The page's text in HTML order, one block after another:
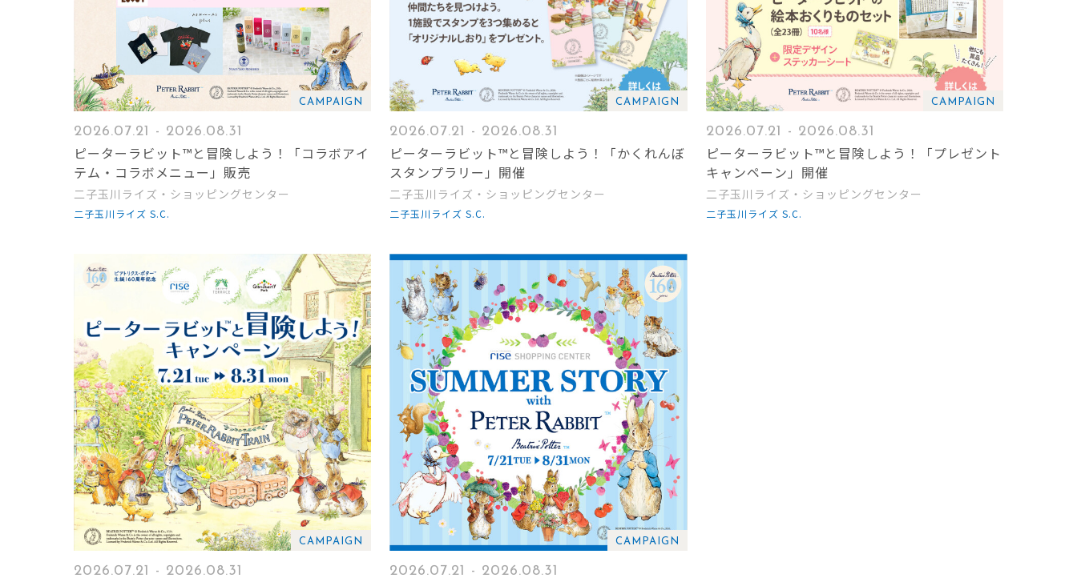
CAMPAIGN
2026.07.21 - 2026.08.31
ピーターラビット™と冒険しよう！「コラボアイ
テム・コラボメニュー」販売
二子玉川ライズ・ショッピングセンター
二子玉川ライズ S.C.
CAMPAIGN
2026.07.21 - 2026.08.31
ピーターラビット™と冒険しよう！「かくれんぼ
スタンプラリー」開催
二子玉川ライズ・ショッピングセンター
二子玉川ライズ S.C.
CAMPAIGN
2026.07.21 - 2026.08.31
ピーターラビット™と冒険しよう！「プレゼント
キャンペーン」開催
二子玉川ライズ・ショッピングセンター
二子玉川ライズ S.C.
CAMPAIGN
2026.07.21 - 2026.08.31
CAMPAIGN
2026.07.21 - 2026.08.31